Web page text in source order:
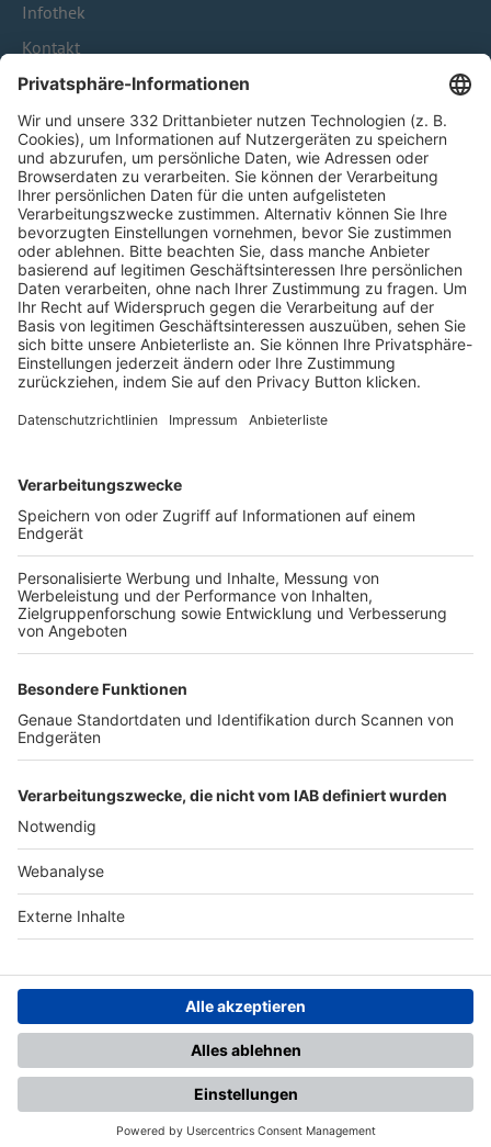
Infothek
Kontakt
HÄUFIG BESUCHTE SEITEN
Pässe und Vereinswechsel
Trainerausbildung
Schulungsangebot Vereinsmitarbeiter
BFV-Geschäftsstellen
Trainerbörse
Login SpielPlus
FOLGE DEM BFV
TOP-VEREINE
TOP-PARTNER
Nutzungsbedingungen Datenschutz Impressum